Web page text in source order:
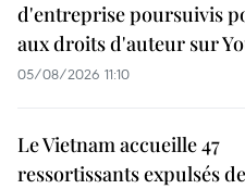
d'entreprise poursuivis
aux droits d'auteur sur
05/08/2026 11:10
Le Vietnam accueille 47
ressortissants expulsés